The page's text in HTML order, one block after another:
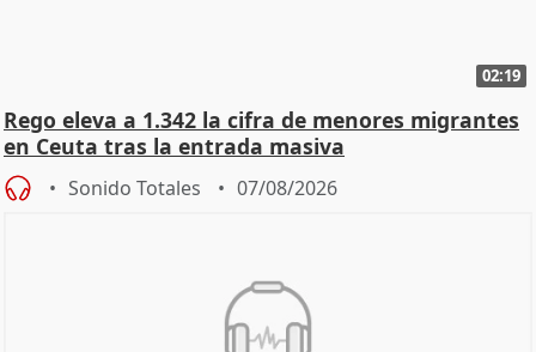
02:19
Rego eleva a 1.342 la cifra de menores migrantes
en Ceuta tras la entrada masiva
Sonido Totales 07/08/2026